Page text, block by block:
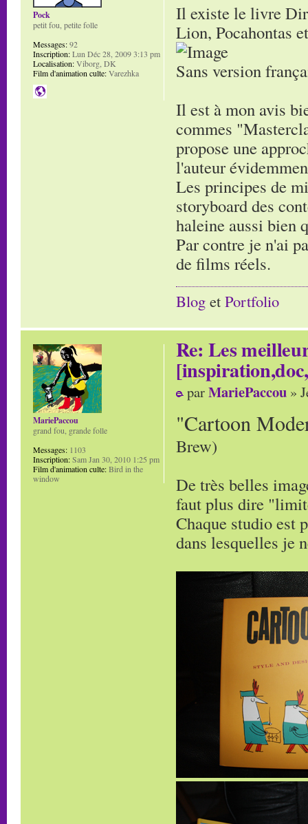
Il existe le livre
Lion, Pocahontas
Sans version
Il est à mon avis
commes
propose une
l'auteur
Les principes de
storyboard des
haleine aussi bien
Par contre je n'ai
de films réels.
Blog et Portfolio
Pock
petit fou, petite folle
Messages:92
Inscription:Lun Déc 28, 2009 3:13 pm
Localisation:Viborg, DK
Film d'animation culte:Varezhka
Re: Les
parMariePaccou »
"Cartoon
Brew)
De très belles
faut plus dire
Chaque studio est
dans lesquelles je
MariePaccou
grand fou, grande folle
Messages: 1103
Inscription:Sam Jan 30, 2010 1:25 pm
Film d'animation culte:Bird in the
window